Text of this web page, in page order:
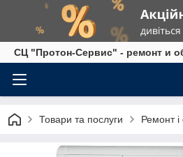
СЦ "Протон-Сервис" - ремонт и
Товари та послуги Ремонт